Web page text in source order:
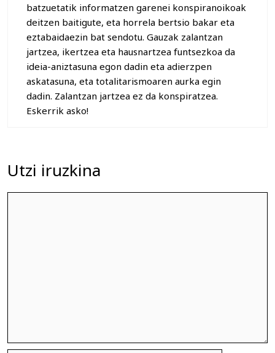
batzuetatik informatzen garenei konspiranoikoak
deitzen baitigute, eta horrela bertsio bakar eta
eztabaidaezin bat sendotu. Gauzak zalantzan
jartzea, ikertzea eta hausnartzea funtsezkoa da
ideia-aniztasuna egon dadin eta adierzpen
askatasuna, eta totalitarismoaren aurka egin
dadin. Zalantzan jartzea ez da konspiratzea.
Eskerrik asko!
Utzi iruzkina